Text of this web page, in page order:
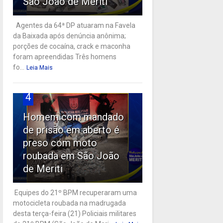
Agentes da 64ª DP atuaram na Favela
da Baixada após denúncia anônima;
porções de cocaína, crack e maconha
foram apreendidas Três homens
fo...
Leia Mais
4
Homem com mandado
de prisão em aberto é
preso com moto
roubada em São João
de Meriti
Equipes do 21º BPM recuperaram uma
motocicleta roubada na madrugada
desta terça-feira (21) Policiais militares